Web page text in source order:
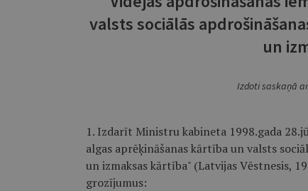
valsts sociālās
un
Izdoti saskaņā
1. Izdarīt Ministru kabineta 1998.gada
algas aprēķināšanas kārtība un valsts
un izmaksas kārtība" (Latvijas Vēstnesis,
grozījumus: